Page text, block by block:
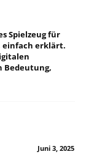
Spielzeug für
einfach erklärt.
Bedeutung,
Juni 3, 2025